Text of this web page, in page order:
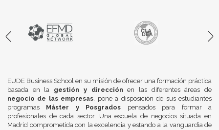
EUDE Business School en su misión de ofrecer una formación práctica
basada en la gestión y dirección en las diferentes áreas de
negocio de las empresas, pone a disposición de sus estudiantes
programas Máster y Posgrados pensados para formar a
profesionales de cada sector. Una escuela de negocios situada en
Madrid comprometida con la excelencia y estando a la vanguardia de